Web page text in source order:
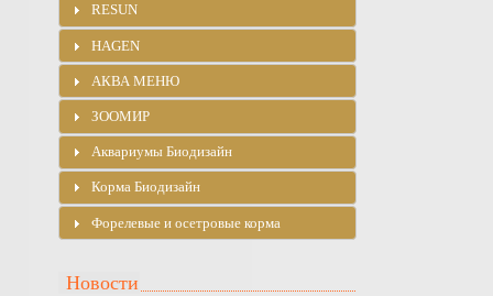
RESUN
HAGEN
АКВА МЕНЮ
ЗООМИР
Аквариумы Биодизайн
Корма Биодизайн
Форелевые и осетровые корма
Новости